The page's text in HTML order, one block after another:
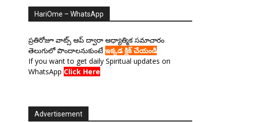
HariOme – WhatsApp
ప్రతిరోజూ వాట్స్ ఆప్ ద్వారా ఆధ్యాత్మిక సమాచారం
తెలుగులో పొందాలనుకుంటే ఇక్కడ క్లిక్ చేయండి
If you want to get daily Spiritual updates on
WhatsApp Click Here
Advertisement